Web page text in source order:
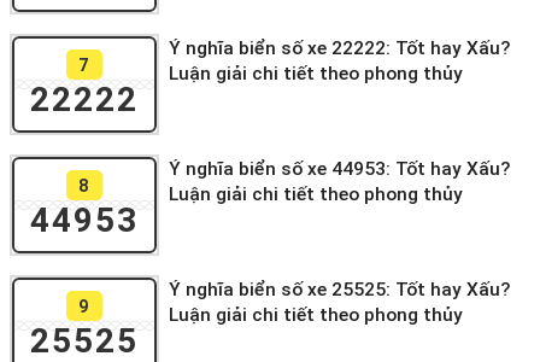
7
22222
Ý nghĩa biển số xe 22222: Tốt hay Xấu?
Luận giải chi tiết theo phong thủy
8
44953
Ý nghĩa biển số xe 44953: Tốt hay Xấu?
Luận giải chi tiết theo phong thủy
9
25525
Ý nghĩa biển số xe 25525: Tốt hay Xấu?
Luận giải chi tiết theo phong thủy